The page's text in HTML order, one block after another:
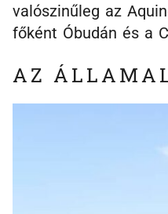
valószinűleg az
főként Óbudán és a
AZ